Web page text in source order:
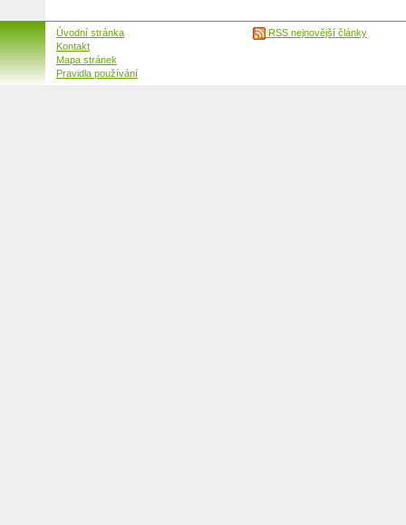
Úvodní stránka
Kontakt
Mapa stránek
Pravidla používání
RSS nejnovější články